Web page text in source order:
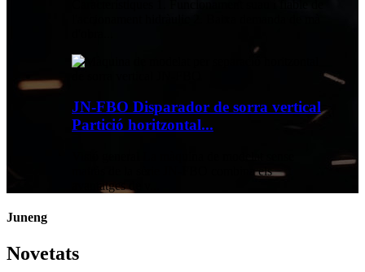
JN-FBO Disparador de sorra vertical
Partició horitzontal...
matràs de la sèrie JN-FBO combina els
avantatges de v...
Juneng
Novetats